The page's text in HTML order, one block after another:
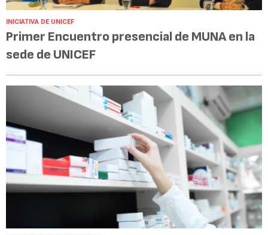
INICIATIVA DE UNICEF
Primer Encuentro presencial de MUNA en la
sede de UNICEF